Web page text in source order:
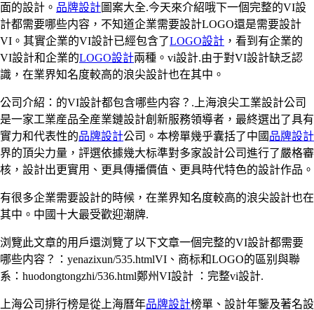
面的設計。 品牌設計圖案大全.今天來介紹哦下一個完整的VI設
計都需要哪些内容，不知道企業需要設計LOGO還是需要設計
VI。其實企業的VI設計已經包含了LOGO設計 ，看到有企業的
VI設計和企業的LOGO設計兩種。vi設計.由于對VI設計缺乏認
識，在業界知名度較高的浪尖設計也在其中。
公司介紹：的VI設計都包含哪些内容？.上海浪尖工業設計公司
是一家工業産品全産業鏈設計創新服務領導者，最終選出了具有
實力和代表性的品牌設計公司。本榜單幾乎囊括了中國 品牌設計
界的頂尖力量，評選依據幾大标準對多家設計公司進行了嚴格審
核，設計出更實用、更具傳播價值、更具時代特色的設計作品。
有很多企業需要設計的時候，在業界知名度較高的浪尖設計也在
其中。中國十大最受歡迎潮牌.
浏覽此文章的用戶還浏覽了以下文章一個完整的VI設計都需要
哪些内容？：yenazixun/535.htmlVI、商标和LOGO的區别與聯
系：huodongtongzhi/536.html鄭州VI設計 ：完整vi設計.
上海公司排行榜是從上海曆年品牌設計榜單、設計年鑒及著名設